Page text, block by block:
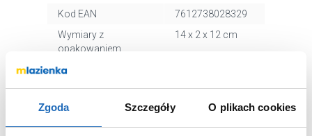
Zgoda Szczegóły O plikach cookies
Kod EAN
7612738028329
Wymiary z
opakowaniem
14 x 2 x 12 cm
Waga z
Dane producenta Zobacz